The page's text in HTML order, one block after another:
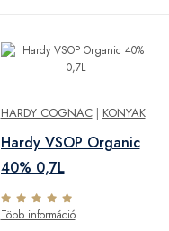
HARDY COGNAC| KONYAK
Hardy VSOP Organic
40% 0,7L
Több információ